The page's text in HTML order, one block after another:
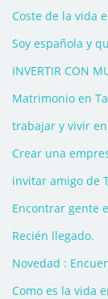
Coste de la vida
Soy española y
Matrimonio en
trabajar y vivir
Crear una
invitar amigo de
Encontrar gente
Recién llegado.
Novedad :
Como es la vida